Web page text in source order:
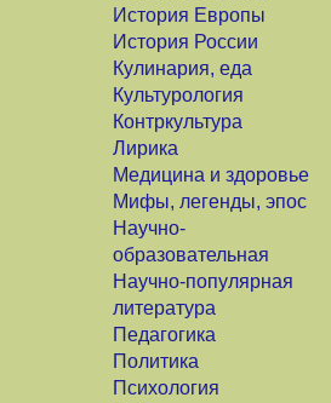
История Европы
История России
Кулинария, еда
Культурология
Контркультура
Лирика
Медицина и здоровье
Мифы, легенды, эпос
Научно-
образовательная
Научно-популярная
литература
Педагогика
Политика
Психология